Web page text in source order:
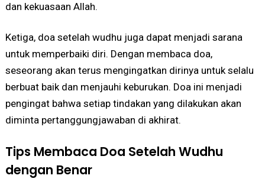
dan kekuasaan Allah.
Ketiga, doa setelah wudhu juga dapat menjadi sarana
untuk memperbaiki diri. Dengan membaca doa,
seseorang akan terus mengingatkan dirinya untuk selalu
berbuat baik dan menjauhi keburukan. Doa ini menjadi
pengingat bahwa setiap tindakan yang dilakukan akan
diminta pertanggungjawaban di akhirat.
Tips Membaca Doa Setelah Wudhu
dengan Benar